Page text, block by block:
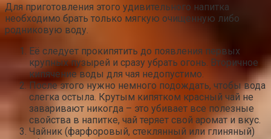
Для приготовления этого удивительного напитка
необходимо брать только мягкую очищенную либо
родниковую воду.
Её следует прокипятить до появления первых
крупных пузырей и сразу убрать огонь. Вторичное
кипячение воды для чая недопустимо.
После этого нужно немного подождать, чтобы вода
слегка остыла. Крутым кипятком красный чай не
заваривают никогда – это убивает все полезные
свойства в напитке, чай теряет свой аромат и вкус.
Чайник (фарфоровый, стеклянный или глиняный)